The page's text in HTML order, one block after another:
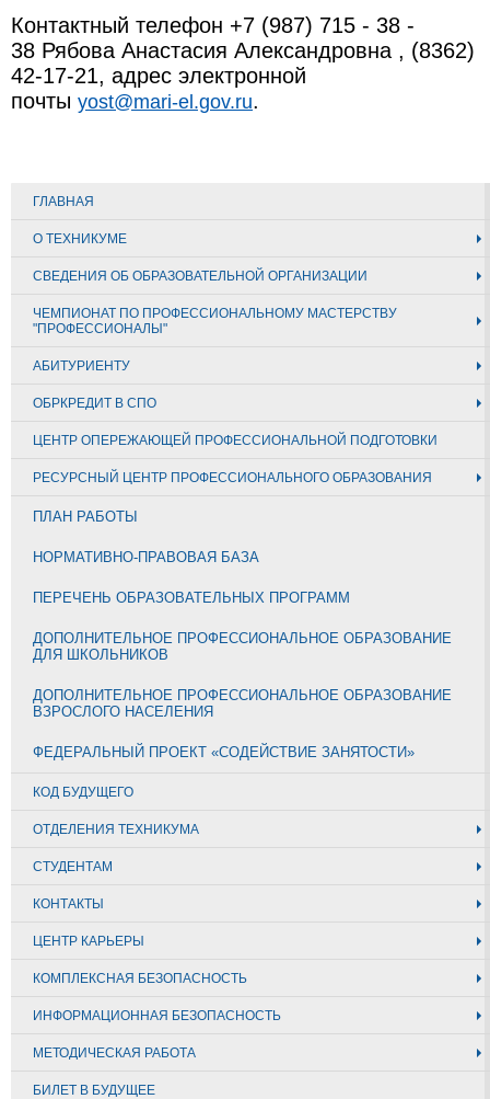
Контактный телефон +7 (987) 715 - 38 -
38 Рябова Анастасия Александровна , (8362)
42-17-21, адрес электронной
почты yost@mari-el.gov.ru.
ГЛАВНАЯ
О ТЕХНИКУМЕ
СВЕДЕНИЯ ОБ ОБРАЗОВАТЕЛЬНОЙ ОРГАНИЗАЦИИ
ЧЕМПИОНАТ ПО ПРОФЕССИОНАЛЬНОМУ МАСТЕРСТВУ
"ПРОФЕССИОНАЛЫ"
АБИТУРИЕНТУ
ОБРКРЕДИТ В СПО
ЦЕНТР ОПЕРЕЖАЮЩЕЙ ПРОФЕССИОНАЛЬНОЙ ПОДГОТОВКИ
РЕСУРСНЫЙ ЦЕНТР ПРОФЕССИОНАЛЬНОГО ОБРАЗОВАНИЯ
ПЛАН РАБОТЫ
НОРМАТИВНО-ПРАВОВАЯ БАЗА
ПЕРЕЧЕНЬ ОБРАЗОВАТЕЛЬНЫХ ПРОГРАММ
ДОПОЛНИТЕЛЬНОЕ ПРОФЕССИОНАЛЬНОЕ ОБРАЗОВАНИЕ
ДЛЯ ШКОЛЬНИКОВ
ДОПОЛНИТЕЛЬНОЕ ПРОФЕССИОНАЛЬНОЕ ОБРАЗОВАНИЕ
ВЗРОСЛОГО НАСЕЛЕНИЯ
ФЕДЕРАЛЬНЫЙ ПРОЕКТ «СОДЕЙСТВИЕ ЗАНЯТОСТИ»
КОД БУДУЩЕГО
ОТДЕЛЕНИЯ ТЕХНИКУМА
СТУДЕНТАМ
КОНТАКТЫ
ЦЕНТР КАРЬЕРЫ
КОМПЛЕКСНАЯ БЕЗОПАСНОСТЬ
ИНФОРМАЦИОННАЯ БЕЗОПАСНОСТЬ
МЕТОДИЧЕСКАЯ РАБОТА
БИЛЕТ В БУДУЩЕЕ